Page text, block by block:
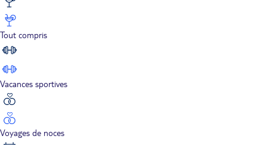
Tout compris
Vacances sportives
Voyages de noces